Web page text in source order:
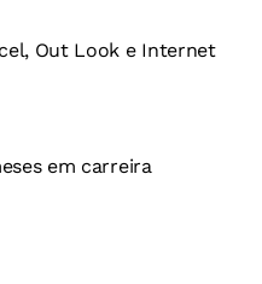
Out Look e Internet
em carreira